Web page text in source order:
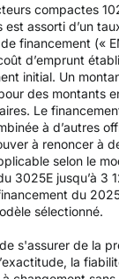
compactes
est assorti d’un
financement («
d’emprunt
initial. Un
des montants
Le
à d’autres
à renoncer à
selon le
3025E jusqu’à
du
sélectionné.
s'assurer de la
la